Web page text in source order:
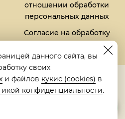
отношении обработки
персональных данных
Согласие на обработку
файлов кукис (cookies)
в Яндексе
данного сайта, вы
своих
и файлов кукис (cookies) в
конфиденциальности.